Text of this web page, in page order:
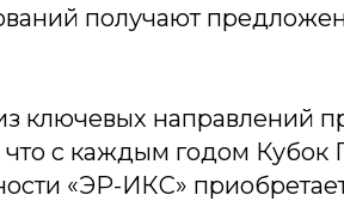
получают
ключевых направлений
с каждым годом Кубок
«ЭР-ИКС»